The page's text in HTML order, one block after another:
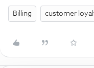
Billing customer